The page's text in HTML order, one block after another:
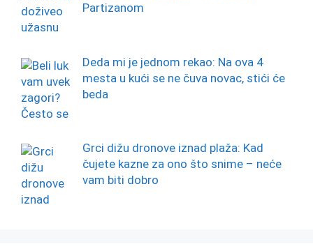
Partizanom
Deda mi je jednom rekao: Na ova 4
mesta u kući se ne čuva novac, stići će
beda
Grci dižu dronove iznad plaža: Kad
čujete kazne za ono što snime – neće
vam biti dobro